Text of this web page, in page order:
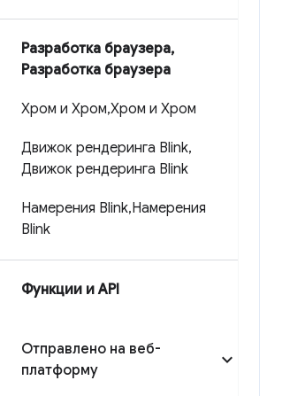
Разработка браузера,
Разработка браузера
Хром и Хром,Хром и Хром
Движок рендеринга Blink,
Движок рендеринга Blink
Намерения Blink,Намерения
Blink
Функции и API
Отправлено на веб-
платформу